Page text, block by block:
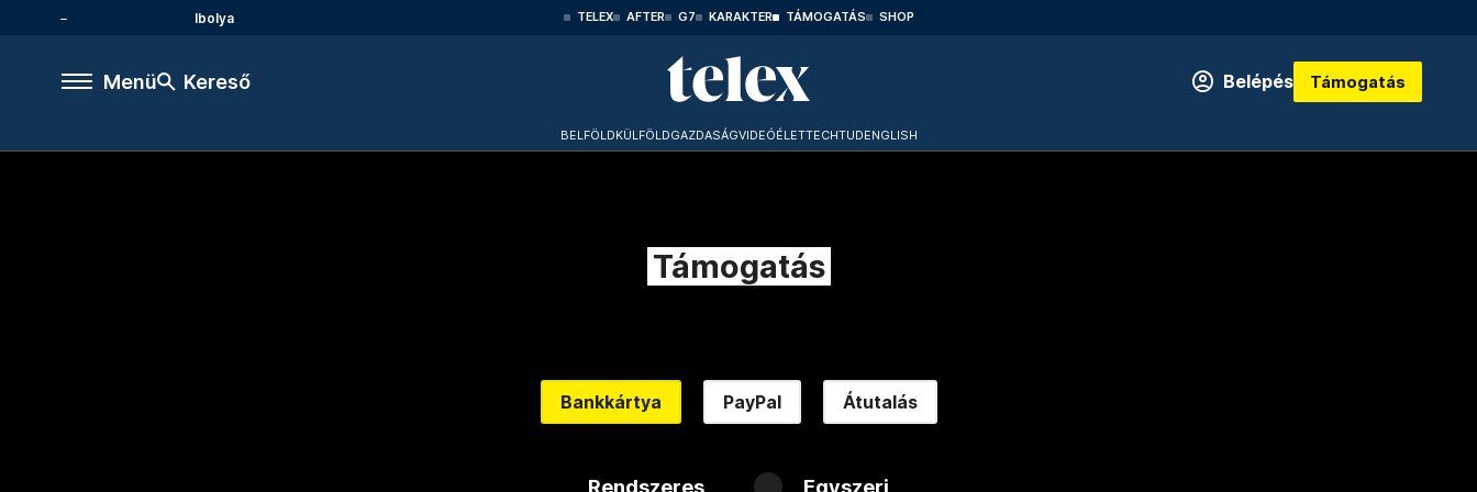
Ibolya TELEX AFTER G7 KARAKTER TÁMOGATÁS SHOP
Menü Kereső Belépés Támogatás
BELFÖLDKÜLFÖLDGAZDASÁGVIDEÓÉLETTECHTUDENGLISH
Támogatás
Bankkártya PayPal Átutalás
Rendszeres Egyszeri